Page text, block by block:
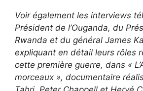
Voir également les interviews
Président de l’Ouganda, du
Rwanda et du général James
expliquant en détail leurs rôles
cette première guerre, dans «
morceaux », documentaire